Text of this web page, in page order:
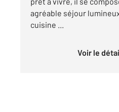
agréable séjour
cuisine ...
Voir le